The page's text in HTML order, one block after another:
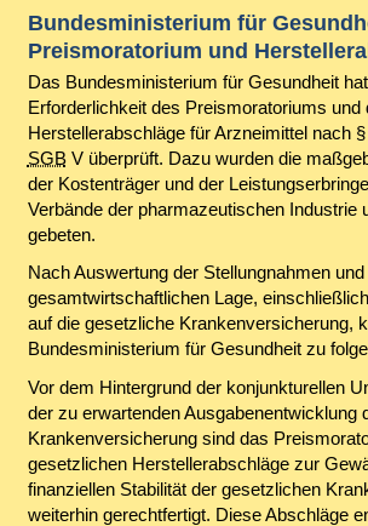
Bundesministerium für
Preismoratorium und
Das Bundesministerium für Gesundheit
Erforderlichkeit des Preismoratoriums und
Herstellerabschläge für Arzneimittel nach
SGBV überprüft. Dazu wurden die
der Kostenträger und der
Verbände der pharmazeutischen Industrie
gebeten.
Nach Auswertung der Stellungnahmen
gesamtwirtschaftlichen Lage,
auf die gesetzliche Krankenversicherung,
Bundesministerium für Gesundheit zu
Vor dem Hintergrund der konjunkturellen
der zu erwartenden Ausgabenentwicklung
Krankenversicherung sind das
gesetzlichen Herstellerabschläge zur
finanziellen Stabilität der gesetzlichen
weiterhin gerechtfertigt. Diese Abschläge